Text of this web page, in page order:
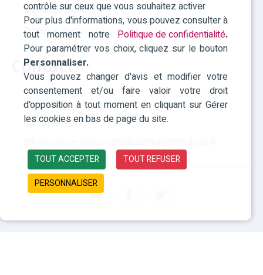
contrôle sur ceux que vous souhaitez activer
Pour plus d'informations, vous pouvez consulter à
tout moment notre Politique de confidentialité.
Pour paramétrer vos choix, cliquez sur le bouton
Personnaliser.
Vous pouvez changer d'avis et modifier votre
consentement et/ou faire valoir votre droit
d'opposition à tout moment en cliquant sur Gérer
les cookies en bas de page du site.
TOUT ACCEPTER
TOUT REFUSER
PERSONNALISER
Mentions légales
Politique des cookies
Contact
RHF Paca
04 42 93 15 50